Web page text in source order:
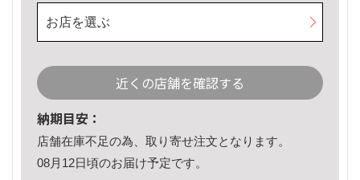
お店を選ぶ
近くの店舗を確認する
納期目安：
店舗在庫不足の為、取り寄せ注文となります。
08月12日頃のお届け予定です。